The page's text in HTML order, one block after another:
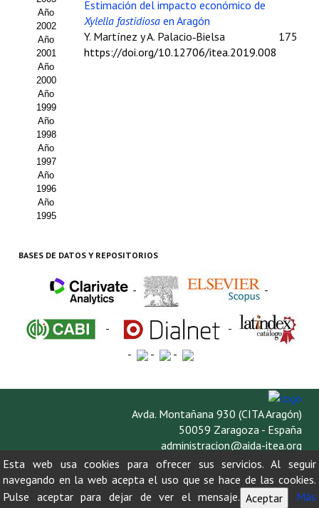
Año
2002
Año
2001
Año
2000
Año
1999
Año
1998
Año
1997
Año
1996
Año
1995
Estimación del impacto económico de
Xylella fastidiosa en Aragón
Y. Martínez y A. Palacio‑Bielsa
https://doi.org/10.12706/itea.2019.008
175
BASES DE DATOS Y REPOSITORIOS
- -
-
-
-
- -
Avda. Montañana 930 (CITA Aragón)
50059 Zaragoza - España
administracion@aida-itea.org
976 716 305
Esta web usa cookies para ofrecer sus servicios. Al seguir
navegando en la web acepta el uso que se hace de las cookies.
Pulse aceptar para dejar de ver el mensaje. Aceptar Más